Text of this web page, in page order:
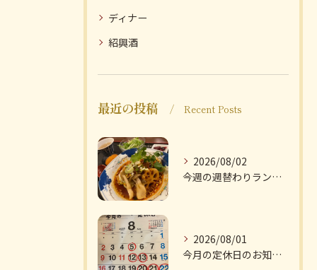
ディナー
紹興酒
最近の投稿 Recent Posts
2026/08/02
今週の週替わりランチのご紹介です
2026/08/01
今月の定休日のお知らせです